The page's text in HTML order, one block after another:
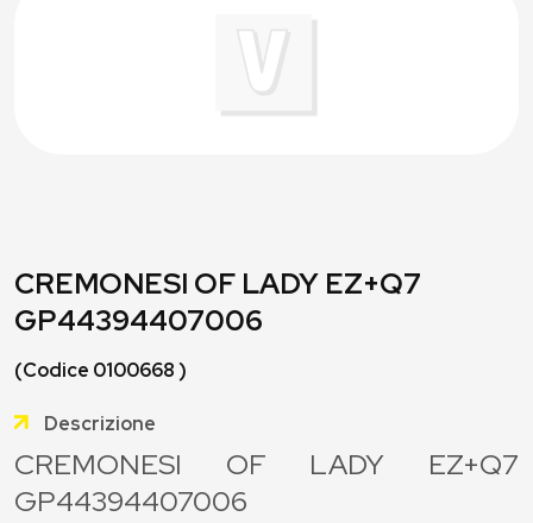
CREMONESI OF LADY EZ+Q7
GP44394407006
(Codice 0100668 )
Descrizione
CREMONESI OF LADY EZ+Q7
GP44394407006